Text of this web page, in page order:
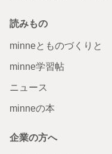
読みもの
minneとものづくりと
minne学習帖
ニュース
minneの本
企業の方へ